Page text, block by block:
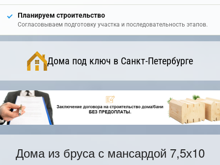
Планируем строительство
Согласовываем подготовку участка и последовательность этапов.
Дома под ключ в Санкт-Петербурге
Дома из бруса с мансардой 7,5х10